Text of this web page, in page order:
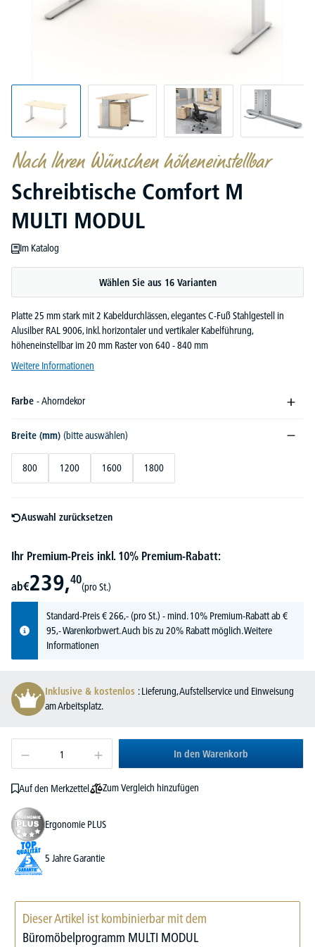
Nach Ihren Wünschen höheneinstellbar
Schreibtische Comfort M
MULTI MODUL
Im Katalog
Wählen Sie aus 16 Varianten
Platte 25 mm stark mit 2 Kabeldurchlässen, elegantes C-Fuß Stahlgestell in
Alusilber RAL 9006, inkl. horizontaler und vertikaler Kabelführung,
höheneinstellbar im 20 mm Raster von 640 - 840 mm
Weitere Informationen
Farbe - Ahorndekor
Breite (mm) (bitte auswählen)
800 1200 1600 1800
Auswahl zurücksetzen
Ihr Premium-Preis inkl. 10% Premium-Rabatt:
ab€239,40
(pro St.)
Standard-Preis€266,-(pro St.) - mind. 10% Premium-Rabatt ab €
95,- Warenkorbwert. Auch bis zu 20% Rabatt möglich.Weitere
Informationen
Inklusive & kostenlos : Lieferung, Aufstellservice und Einweisung
am Arbeitsplatz.
In den Warenkorb
Auf den Merkzettel Zum Vergleich hinzufügen
Ergonomie PLUS
5 Jahre Garantie
Dieser Artikel ist kombinierbar mit dem
Büromöbelprogramm MULTI MODUL